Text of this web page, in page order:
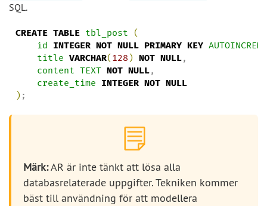
SQL.
CREATE TABLE tbl_post
(
id
INTEGER NOT NULL PRIMARY KEY
title VARCHAR(128) NOT NULL,
content TEXT NOT NULL,
create_time
INTEGER NOT NULL
) ;
Märk:AR är inte tänkt att lösa alla
databasrelaterade uppgifter. Tekniken kommer
bäst till användning för att modellera